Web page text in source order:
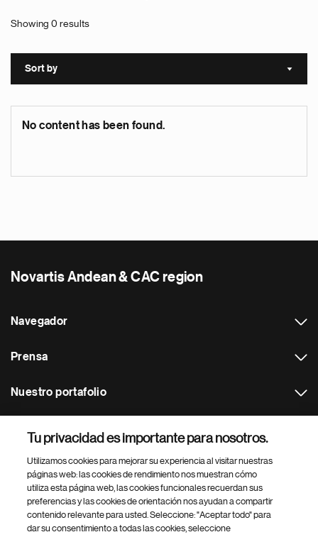
Showing 0 results
Sort by Sort
No content has been found.
Novartis Andean & CAC region
Navegador
Prensa
Nuestro portafolio
Footer Site Search
Tu privacidad es importante para nosotros.
Utilizamos cookies para mejorar su experiencia al visitar nuestras
páginas web: las cookies de rendimiento nos muestran cómo
utiliza esta página web, las cookies funcionales recuerdan sus
preferencias y las cookies de orientación nos ayudan a compartir
contenido relevante para usted. Seleccione: "Aceptar todo" para
dar su consentimiento a todas las cookies, seleccione